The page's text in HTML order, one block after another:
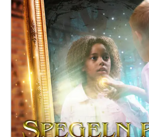
sig att lyssna på henne. Siri och
däremot gärna akta dig för. Spegeln på skolgården-
äventyret är skrivet av Monica
som gör rollerna är: Noa: Theo
Mellgren Selma: Olivia Söderholm
Holmström Frank: Samuel Bahne
Sederholm Nalle: Oskar Pöysti
Elna: Sue Lemström Elever på skolgården spelas av:
Livia Ahlström, Kajsa Degn, Bon
Salma Sarkola, Amie Sidibeh och
Vi andra som har jobbat med